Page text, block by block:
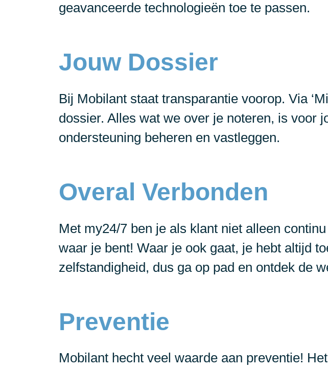
geavanceerde technologieën toe te passen.
Jouw Dossier
Bij Mobilant staat transparantie voorop. Via
dossier. Alles wat we over je noteren, is voor
ondersteuning beheren en vastleggen.
Overal Verbonden
Met my24/7 ben je als klant niet alleen
waar je bent! Waar je ook gaat, je hebt altijd
zelfstandigheid, dus ga op pad en ontdek de
Preventie
Mobilant hecht veel waarde aan preventie!